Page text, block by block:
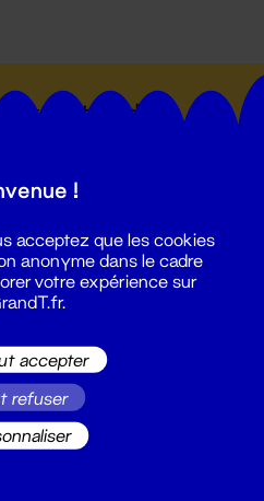
du
!
acceptez que les cookies
anonyme dans le cadre
votre expérience sur
accepter
refuser